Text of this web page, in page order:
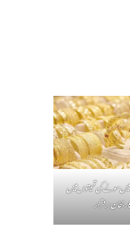
میں سونے کی قیمتوں میں
رجحان برقرار